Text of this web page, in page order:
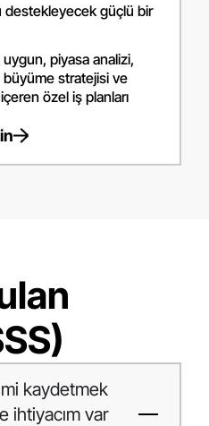
destekleyecek güçlü bir
uygun, piyasa analizi,
stratejisi ve
özel iş planları
kaydetmek
ihtiyacım var